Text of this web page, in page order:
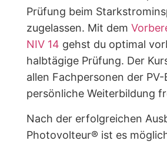
Prüfung beim
zugelassen. Mit dem
NIV 14 gehst du optimal
halbtägige Prüfung. Der
allen Fachpersonen der
persönliche Weiterbildung
Nach der erfolgreichen
Photovolteur® ist es